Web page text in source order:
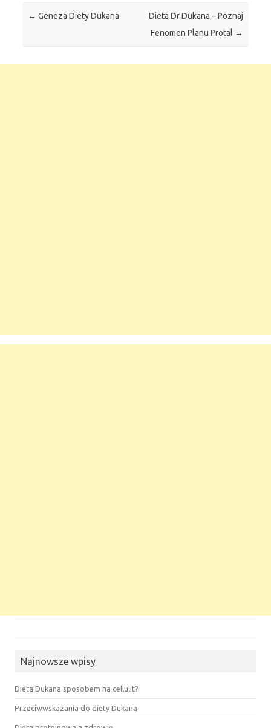
Post navigation
← Geneza Diety Dukana
Dieta Dr Dukana – Poznaj
Fenomen Planu Protal →
Najnowsze wpisy
Dieta Dukana sposobem na cellulit?
Przeciwwskazania do diety Dukana